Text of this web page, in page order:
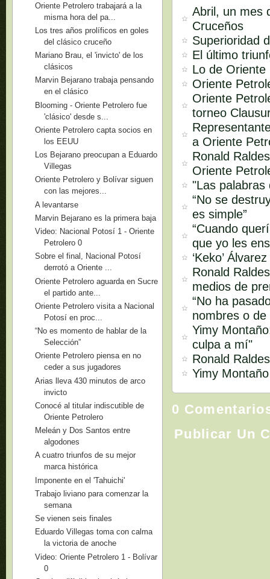
Abril, un mes
Cruceños
Superioridad
El último
Lo de
Oriente
Oriente
torneo
a Oriente
Ronald
Oriente
"Las palabras
“No se
es simple”
“Cuando
que yo les
‘Keko’
Ronald
medios de
“No ha
nombres o de
Yimy
culpa a mí"
Ronald
Yimy
0
Publicar Un
Oriente Petrolero trabajará a la
misma hora del pa...
Los tres años prolíficos en goles
del clásico cruceño
Mariano Brau, el 'invicto' de los
clásicos
Marvin Bejarano trabaja pensando
en el clásico
Blooming - Oriente Petrolero fue
'clásico' desde s...
Oriente Petrolero capta socios en
los EEUU
Los Bejarano preocupan a Eduardo
Villegas
Oriente Petrolero y Bolívar siguen
con las mejores...
A levantarse
Marvin Bejarano es la primera baja
Video: Nacional Potosí 1 - Oriente
Petrolero 0
Sobre el final, Nacional Potosí
derrotó a Oriente ...
Oriente Petrolero aguarda en Sucre
el partido ante...
Oriente Petrolero visita a Nacional
Potosí en proc...
“No es momento de hablar de la
Selección”
Oriente Petrolero piensa en no
ceder a sus jugadores
Arias lleva 430 minutos de arco
invicto
Conocé al titular indiscutible de
Oriente Petrolero
Meleán y Dos Santos entre
algodones
A cuatro triunfos de su mejor
marca histórica
Imponente en el 'Tahuichi'
Trabajo liviano para comenzar la
semana
Se vienen seis finales
Eduardo Villegas toma con calma
la victoria de anoche
Video: Oriente Petrolero 1 - Bolívar
0